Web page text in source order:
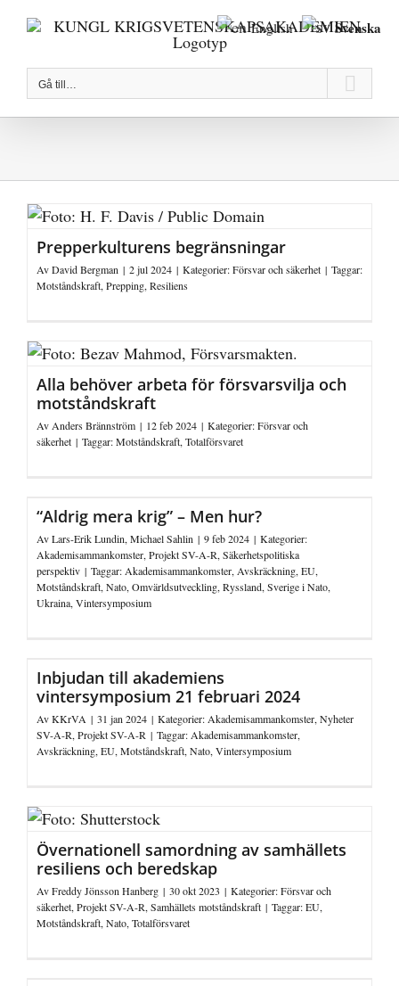
Gå till…
Prepperkulturens begränsningar
AvDavid Bergman | 2 jul 2024 | Kategorier:Försvar och säkerhet | Taggar:
Motståndskraft, Prepping, Resiliens
Alla behöver arbeta för försvarsvilja och
motståndskraft
Av Anders Brännström | 12 feb 2024 | Kategorier:Försvar och
säkerhet | Taggar:Motståndskraft, Totalförsvaret
“Aldrig mera krig” – Men hur?
AvLars-Erik Lundin, Michael Sahlin | 9 feb 2024 | Kategorier:
Akademisammankomster, Projekt SV-A-R, Säkerhetspolitiska
perspektiv | Taggar: Akademisammankomster, Avskräckning, EU,
Motståndskraft, Nato, Omvärldsutveckling, Ryssland, Sverige i Nato,
Ukraina, Vintersymposium
Inbjudan till akademiens
vintersymposium 21 februari 2024
AvKKrVA | 31 jan 2024 | Kategorier: Akademisammankomster, Nyheter
SV-A-R, Projekt SV-A-R | Taggar: Akademisammankomster,
Avskräckning, EU, Motståndskraft, Nato, Vintersymposium
Övernationell samordning av samhällets
resiliens och beredskap
AvFreddy Jönsson Hanberg | 30 okt 2023 | Kategorier:Försvar och
säkerhet, Projekt SV-A-R, Samhällets motståndskraft | Taggar:EU,
Motståndskraft, Nato, Totalförsvaret
English Svenska